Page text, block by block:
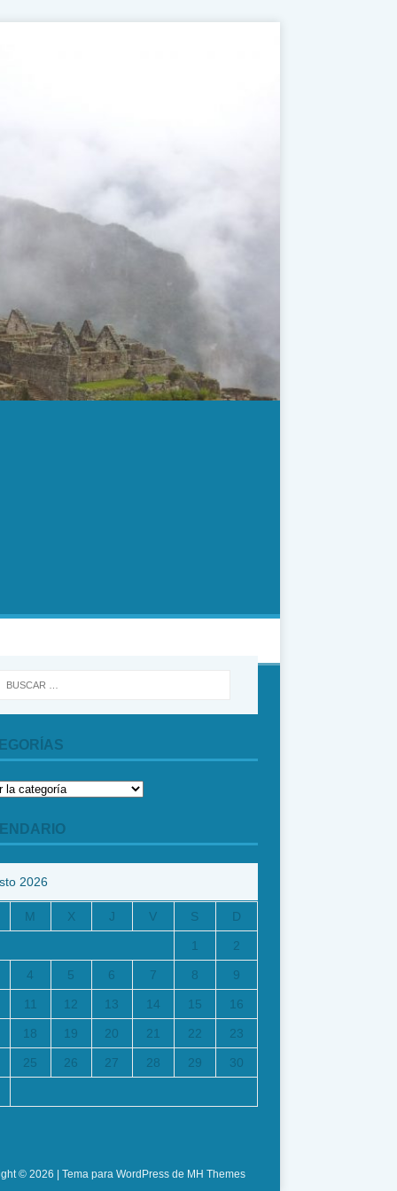
2026
M X J V S D
1 2
4 5 6 7 8 9
11 12 13 14 15 16
18 19 20 21 22 23
25 26 27 28 29 30
© 2026 | Tema para WordPress de MH Themes